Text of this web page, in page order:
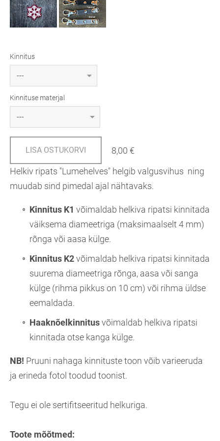
Kinnitus
Kinnituse materjal
LISA OSTUKORVI 8,00 €
Helkiv ripats "Lumehelves" helgib valgusvihus ning
muudab sind pimedal ajal nähtavaks.
Kinnitus K1 võimaldab helkiva ripatsi kinnitada
väiksema diameetriga (maksimaalselt 4 mm)
rõnga või aasa külge.
Kinnitus K2võimaldab helkiva ripatsi kinnitada
suurema diameetriga rõnga, aasa või sanga
külge (rihma pikkus on 10 cm) või rihma üldse
eemaldada.
Haaknõelkinnitusvõimaldab helkiva ripatsi
kinnitada otse kanga külge.
NB! Pruuni nahaga kinnituste toon võib varieeruda
ja erineda fotol toodud toonist.
Tegu ei ole sertifitseeritud helkuriga.
Toote mõõtmed: